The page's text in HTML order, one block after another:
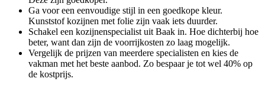
Ga voor een eenvoudige stijl in een goedkope kleur.
Kunststof kozijnen met folie zijn vaak iets duurder.
Schakel een kozijnenspecialist uit Baak in. Hoe dichterbij hoe
beter, want dan zijn de voorrijkosten zo laag mogelijk.
Vergelijk de prijzen van meerdere specialisten en kies de
vakman met het beste aanbod. Zo bespaar je tot wel 40% op
de kostprijs.